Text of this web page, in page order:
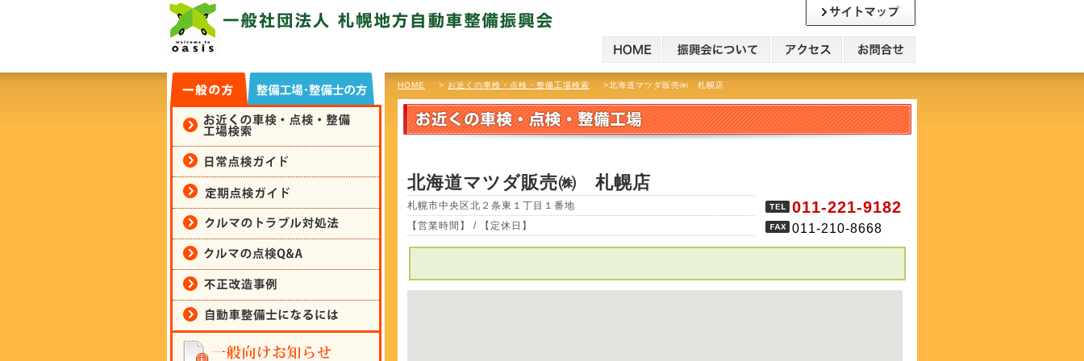
HOME > お近くの車検・点検・整備工場検索 >北海道マツダ販売㈱ 札幌店
北海道マツダ販売㈱ 札幌店
札幌市中央区北２条東１丁目１番地
【営業時間】 / 【定休日】
011-221-9182
011-210-8668